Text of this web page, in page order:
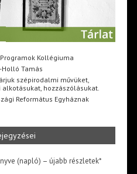
Kollégiuma
Holló Tamás
szépirodalmi művüket,
hozzászólásukat.
Református Egyháznak
(napló) – újabb részletek*